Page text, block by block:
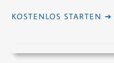
KOSTENLOS STARTEN ➔